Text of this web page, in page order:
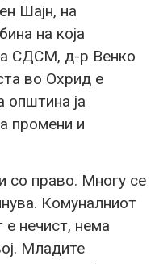
Шајн, на
на која
СДСМ, д-р Венко
во Охрид е
општина ја
промени и
со право. Многу се
Комуналниот
е нечист, нема
Младите